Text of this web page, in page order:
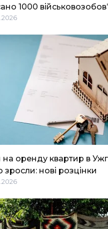
1000
на оренду квартир в
зросли: нові розцінки